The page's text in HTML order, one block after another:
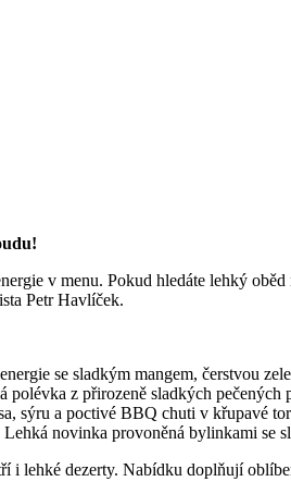
v menu. Pokud hledáte lehký
Petr Havlíček.
se sladkým mangem, čerstvou
polévka z přirozeně sladkých
sýru a poctivé BBQ chuti v křupavé
Lehká novinka provoněná bylinkami se
i lehké dezerty. Nabídku doplňují